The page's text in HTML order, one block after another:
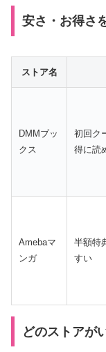
安さ・お得さ
ストア名
DMMブッ
クス
初回ク
得に読
Amebaマ
ンガ
半額特
すい
どのストアが